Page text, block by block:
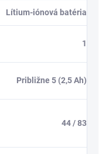
Lítium-iónová batéria
1
Približne 5 (2,5 Ah)
44 / 83